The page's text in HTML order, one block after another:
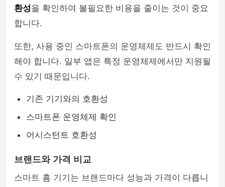
환성을 확인하여 불필요한 비용을 줄이는 것이 중요
합니다.
또한, 사용 중인 스마트폰의 운영체제도 반드시 확인
해야 합니다. 일부 앱은 특정 운영체제에서만 지원될
수 있기 때문입니다.
기존 기기와의 호환성
스마트폰 운영체제 확인
어시스턴트 호환성
브랜드와 가격 비교
스마트 홈 기기는 브랜드마다 성능과 가격이 다릅니